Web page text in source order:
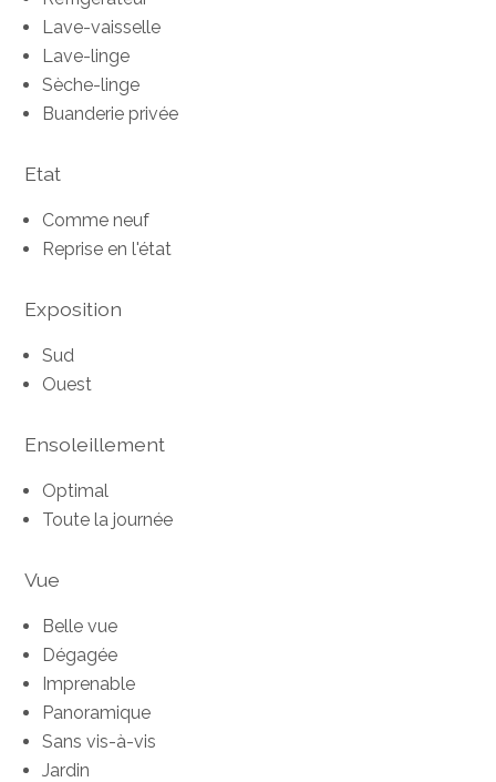
Lave-vaisselle
Lave-linge
Sèche-linge
Buanderie privée
Etat
Comme neuf
Reprise en l'état
Exposition
Sud
Ouest
Ensoleillement
Optimal
Toute la journée
Vue
Belle vue
Dégagée
Imprenable
Panoramique
Sans vis-à-vis
Jardin